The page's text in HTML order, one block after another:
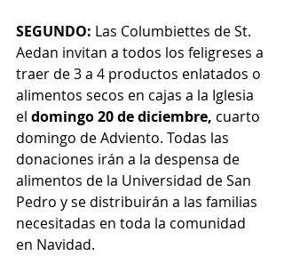
SEGUNDO: Las Columbiettes de St.
Aedan invitan a todos los feligreses a
traer de 3 a 4 productos enlatados o
alimentos secos en cajas a la Iglesia
el domingo 20 de diciembre, cuarto
domingo de Adviento. Todas las
donaciones irán a la despensa de
alimentos de la Universidad de San
Pedro y se distribuirán a las familias
necesitadas en toda la comunidad
en Navidad.